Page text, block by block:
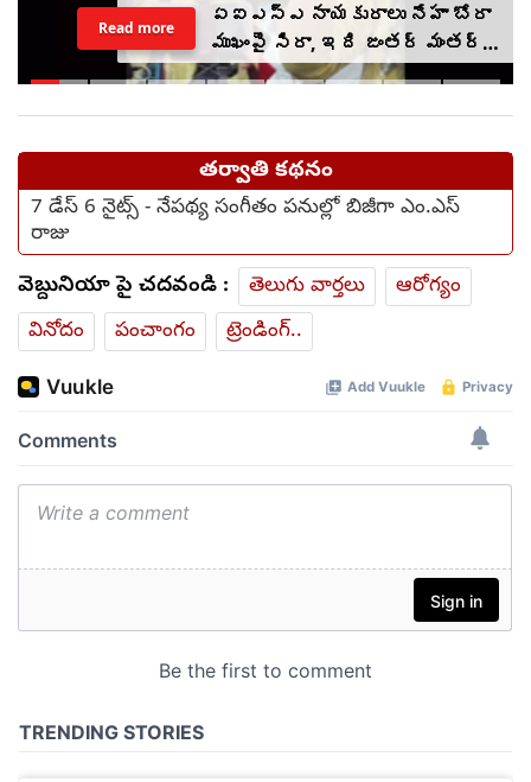
ఏఐఎస్ఎ నాయకురాలు నేహా బోరా
ముఖంపై సిరా, ఇది జంతర్ మంతర్
కాదంటూ...
Read more
తర్వాతి కథనం
7 డేస్ 6 నైట్స్ - నేప‌థ్య సంగీతం ప‌నుల్లో బిజీగా ఎం.ఎస్
రాజు
వెబ్దునియా పై చదవండి : తెలుగు వార్తలు
ఆరోగ్యం
వినోదం
పంచాంగం ట్రెండింగ్..